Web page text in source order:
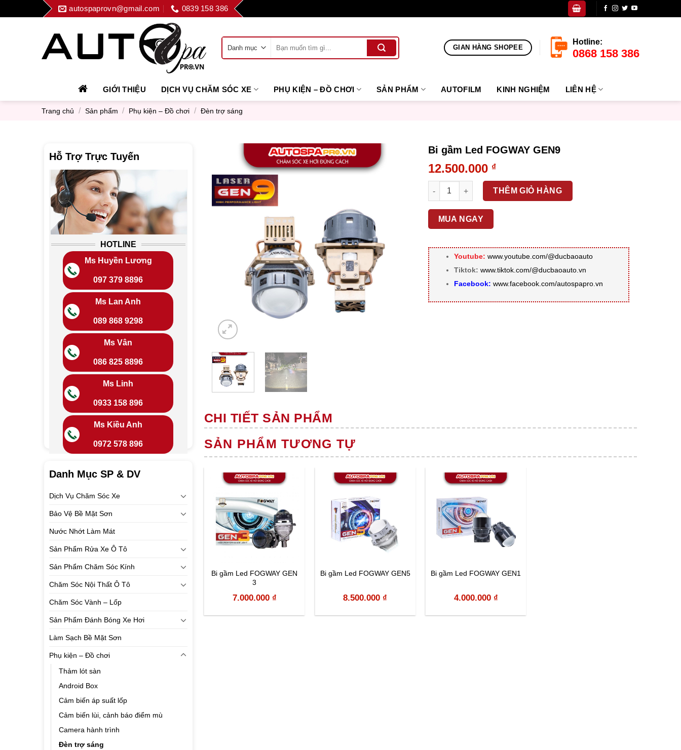
to
autospaprovn@gmail.com 0839 158 386
kiếm:
GIAN HÀNG SHOPEE
Hotline:
0868 158 386
GIỚI THIỆU DỊCH VỤ CHĂM SÓC XE PHỤ KIỆN – ĐỒ CHƠI SẢN PHẨM AUTOFILM KINH NGHIỆM LIÊN HỆ
Trang chủ / Sản phẩm / Phụ kiện – Đồ chơi / Đèn trợ sáng
Hỗ Trợ Trực Tuyến
HOTLINE
Ms Huyền Lương
097 379 8896
Ms Lan Anh
089 868 9298
Ms Vân
086 825 8896
Ms Linh
0933 158 896
Ms Kiều Anh
0972 578 896
Danh Mục SP & DV
Dịch Vụ Chăm Sóc Xe
Bảo Vệ Bề Mặt Sơn
Nước Nhớt Làm Mát
Sản Phẩm Rửa Xe Ô Tô
Sản Phẩm Chăm Sóc Kính
Chăm Sóc Nội Thất Ô Tô
Chăm Sóc Vành – Lốp
Sản Phẩm Đánh Bóng Xe Hơi
Làm Sạch Bề Mặt Sơn
Phụ kiện – Đồ chơi
Thảm lót sàn
Android Box
Cảm biến áp suất lốp
Cảm biến lùi, cảnh báo điểm mù
Camera hành trình
Đèn trợ sáng
Bi gầm Led FOGWAY GEN9
12.500.000 ₫
Bi gầm Led FOGWAY GEN9 số lượng
THÊM GIỎ HÀNG
MUA NGAY
Youtube: www.youtube.com/@ducbaoauto
Tiktok: www.tiktok.com/@ducbaoauto.vn
Facebook: www.facebook.com/autospapro.vn
CHI TIẾT SẢN PHẨM
SẢN PHẨM TƯƠNG TỰ
Bi gầm Led FOGWAY GEN
3
7.000.000 ₫
Bi gầm Led FOGWAY GEN5
8.500.000 ₫
Bi gầm Led FOGWAY GEN1
4.000.000 ₫